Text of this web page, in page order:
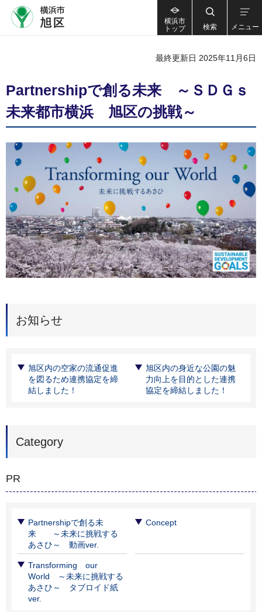
横浜市
トップ
検索 メニュー
最終更新日 2025年11月6日
Partnershipで創る未来 ～ＳＤＧｓ
未来都市横浜 旭区の挑戦～
お知らせ
旭区内の空家の流通促進
を図るため連携協定を締
結しました！
旭区内の身近な公園の魅
力向上を目的とした連携
協定を締結しました！
Category
PR
Partnershipで創る未
来 ～未来に挑戦する
あさひ～ 動画ver.
Concept
Transforming our
World ～未来に挑戦する
あさひ～ タブロイド紙
ver.